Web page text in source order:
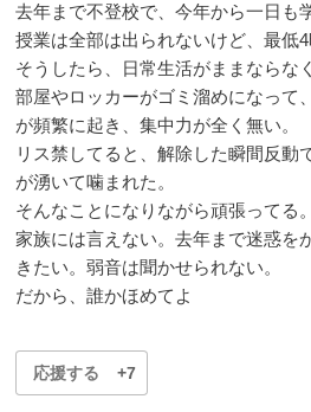
去年まで不登校で、今年から一日も
授業は全部は出られないけど、最低
そうしたら、日常生活がままならな
部屋やロッカーがゴミ溜めになって
が頻繁に起き、集中力が全く無い。
リス禁してると、解除した瞬間反動
が湧いて噛まれた。
そんなことになりながら頑張ってる
家族には言えない。去年まで迷惑を
きたい。弱音は聞かせられない。
だから、誰かほめてよ
応援する +7